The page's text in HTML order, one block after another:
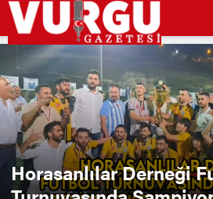
Horasanlılar Derneği